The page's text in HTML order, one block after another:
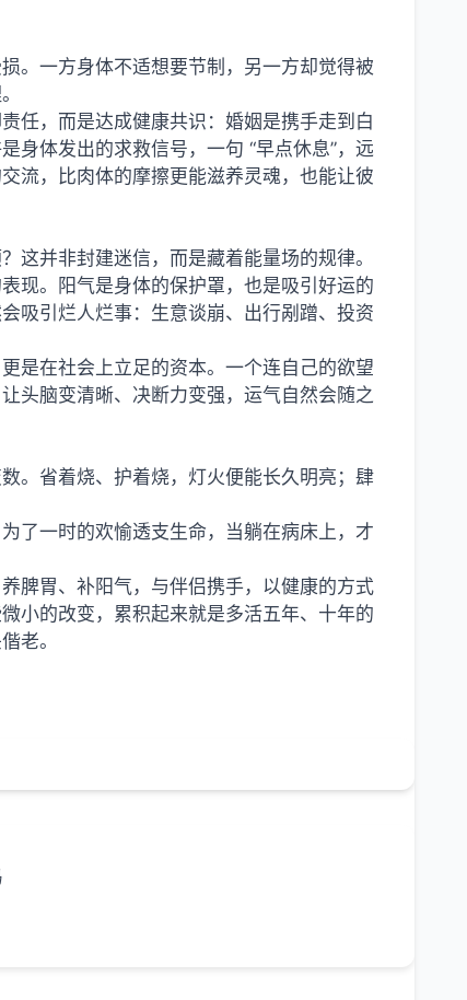
。一方身体不适想要节制，另一方却觉得被
任，而是达成健康共识：婚姻是携手走到白
身体发出的求救信号，一句 “早点休息”，远
流，比肉体的摩擦更能滋养灵魂，也能让彼
这并非封建迷信，而是藏着能量场的规律。
现。阳气是身体的保护罩，也是吸引好运的
吸引烂人烂事：生意谈崩、出行剐蹭、投资
是在社会上立足的资本。一个连自己的欲望
头脑变清晰、决断力变强，运气自然会随之
。省着烧、护着烧，灯火便能长久明亮；肆
了一时的欢愉透支生命，当躺在病床上，才
脾胃、补阳气，与伴侣携手，以健康的方式
小的改变，累积起来就是多活五年、十年的
老。